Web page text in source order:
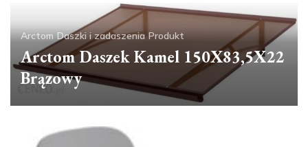
Arctom Daszki i zadaszenia Produkt
Arctom Daszek Kamel 150X83,5X22
Brązowy